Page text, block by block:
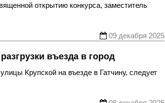
открытию конкурса, заместитель
09 декабря 2025
въезда в город
Крупской на въезде в Гатчину, следует